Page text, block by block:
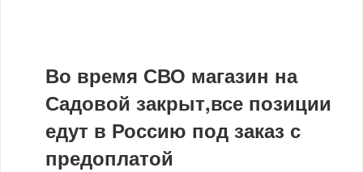
Во время СВО магазин на
Садовой закрыт,все позиции
едут в Россию под заказ с
предоплатой